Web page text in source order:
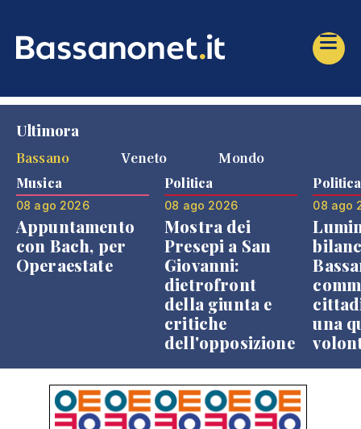
Ultimora
Bassano
Veneto Mondo
Musica
08 ago 2026
Appuntamento
con Bach, per
Operaestate
Politica
08 ago 2026
Mostra dei
Presepi a San
Giovanni:
dietrofront
della giunta e
critiche
dell'opposizione
Politica
08 ago
una